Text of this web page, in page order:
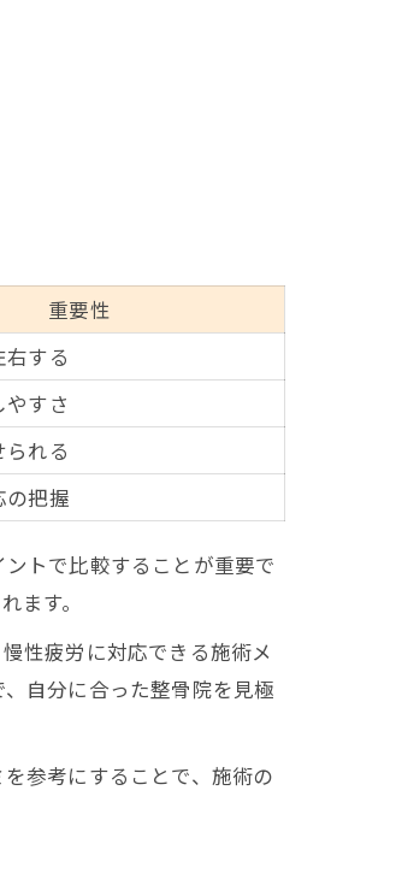
重要性
する
すさ
れる
の把握
トで比較することが重要で
ます。
性疲労に対応できる施術メ
自分に合った整骨院を見極
参考にすることで、施術の